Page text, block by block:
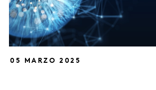
05 MARZO 2025